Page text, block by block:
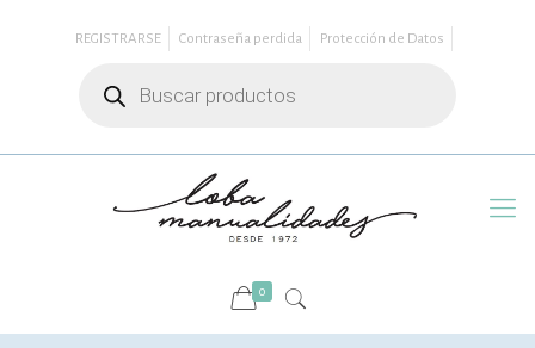
REGISTRARSE Contraseña perdida
Protección de Datos
productos
0